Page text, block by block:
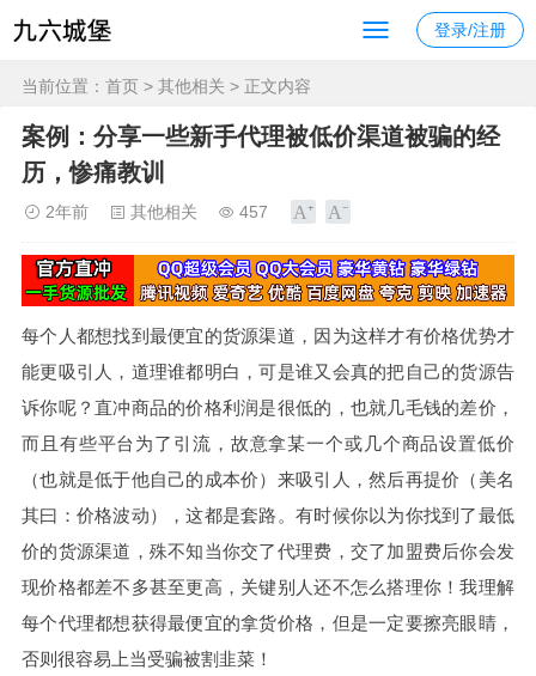
登录/注册
当前位置： 首页 > 其他相关 > 正文内容
案例：分享一些新手代理被低价渠道被骗的经
历，惨痛教训
2年前 其他相关 457
每个人都想找到最便宜的货源渠道，因为这样才有价格优势才
能更吸引人，道理谁都明白，可是谁又会真的把自己的货源告
诉你呢？直冲商品的价格利润是很低的，也就几毛钱的差价，
而且有些平台为了引流，故意拿某一个或几个商品设置低价
（也就是低于他自己的成本价）来吸引人，然后再提价（美名
其曰：价格波动），这都是套路。有时候你以为你找到了最低
价的货源渠道，殊不知当你交了代理费，交了加盟费后你会发
现价格都差不多甚至更高，关键别人还不怎么搭理你！我理解
每个代理都想获得最便宜的拿货价格，但是一定要擦亮眼睛，
否则很容易上当受骗被割韭菜！